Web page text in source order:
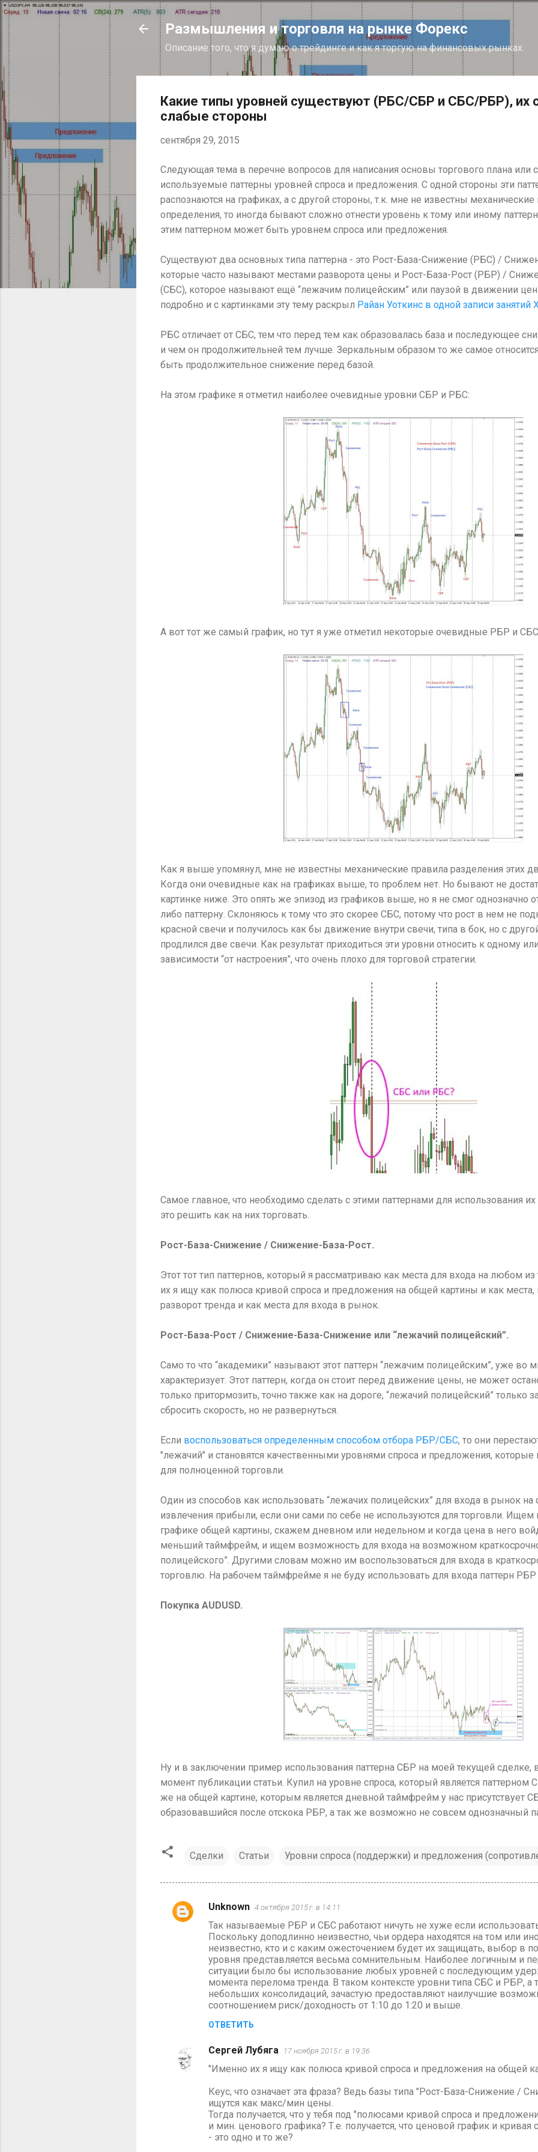
К основному контенту
Размышления и торговля на рынке Форекс
Описание того, что я думаю о трейдинге и как я торгую на финансовых рынках.
Какие типы уровней существуют (РБС/СБР и СБС/РБР), их
слабые стороны
сентября 29, 2015
Следующая тема в перечне вопросов для написания основы торгового плана или
используемые паттерны уровней спроса и предложения. С одной стороны эти
распознаются на графиках, а с другой стороны, т.к. мне не известны механические
определения, то иногда бывают сложно отнести уровень к тому или иному
этим паттерном может быть уровнем спроса или предложения.
Существуют два основных типа паттерна - это Рост-База-Снижение (РБС) /
которые часто называют местами разворота цены и Рост-База-Рост (РБР) /
(СБС), которое называют ещё “лежачим полицейским” или паузой в движении
подробно и с картинками эту тему раскрыл Райан Уоткинс в одной записи занятий
РБС отличает от СБС, тем что перед тем как образовалась база и последующее
и чем он продолжительней тем лучше. Зеркальным образом то же самое
быть продолжительное снижение перед базой.
На этом графике я отметил наиболее очевидные уровни СБР и РБС:
А вот тот же самый график, но тут я уже отметил некоторые очевидные РБР и
Как я выше упомянул, мне не известны механические правила разделения этих
Когда они очевидные как на графиках выше, то проблем нет. Но бывают не
картинке ниже. Это опять же эпизод из графиков выше, но я не смог однозначно
либо паттерну. Склоняюсь к тому что это скорее СБС, потому что рост в нем не
красной свечи и получилось как бы движение внутри свечи, типа в бок, но с
продлился две свечи. Как результат приходиться эти уровни относить к одному
зависимости “от настроения”, что очень плохо для торговой стратегии.
Самое главное, что необходимо сделать с этими паттернами для использования их
это решить как на них торговать.
Рост-База-Снижение / Снижение-База-Рост.
Этот тот тип паттернов, который я рассматриваю как места для входа на любом
их я ищу как полюса кривой спроса и предложения на общей картины и как места,
разворот тренда и как места для входа в рынок.
Рост-База-Рост / Снижение-База-Снижение или “лежачий полицейский”.
Само то что “академики” называют этот паттерн “лежачим полицейским”, уже во
характеризует. Этот паттерн, когда он стоит перед движение цены, не может
только притормозить, точно также как на дороге, “лежачий полицейский” только
сбросить скорость, но не развернуться.
Если воспользоваться определенным способом отбора РБР/СБС, то они
"лежачий" и становятся качественными уровнями спроса и предложения,
для полноценной торговли.
Один из способов как использовать “лежачих полицейских” для входа в рынок
извлечения прибыли, если они сами по себе не используются для торговли.
графике общей картины, скажем дневном или недельном и когда цена в него
меньший таймфрейм, и ищем возможность для входа на возможном
полицейского”. Другими словам можно им воспользоваться для входа в
торговлю. На рабочем таймфрейме я не буду использовать для входа паттерн
Покупка AUDUSD.
Ну и в заключении пример использования паттерна СБР на моей текущей сделке,
момент публикации статьи. Купил на уровне спроса, который является паттерном
же на общей картине, которым является дневной таймфрейм у нас присутствует
образовавшийся после отскока РБР, а так же возможно не совсем однозначный
Сделки Статьи Уровни спроса (поддержки) и предложения
К
Unknown 4 октября 2015 г. в 14:11
Так называемые РБР и СБС работают ничуть не хуже если
Поскольку доподлинно неизвестно, чьи ордера находятся на том или
неизвестно, кто и с каким ожесточением будет их защищать, выбор в
уровня представляется весьма сомнительным. Наиболее логичным и
ситуации было бы использование любых уровней с последующим
момента перелома тренда. В таком контексте уровни типа СБС и РБР, а
небольших консолидаций, зачастую предоставляют наилучшие
соотношением риск/доходность от 1:10 до 1:20 и выше.
ОТВЕТИТЬ
Сергей Лубяга 17 ноября 2015 г. в 19:36
"Именно их я ищу как полюса кривой спроса и предложения на общей
Кеус, что означает эта фраза? Ведь базы типа "Рост-База-Снижение /
ищутся как макс/мин цены.
Тогда получается, что у тебя под "полюсами кривой спроса и
и мин. ценового графика? Т.е. получается, что ценовой график и
- это одно и то же?